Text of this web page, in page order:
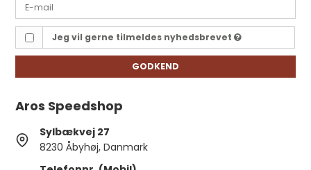
Jeg vil gerne tilmeldes nyhedsbrevet
GODKEND
Aros Speedshop
Sylbækvej 27
8230 Åbyhøj, Danmark